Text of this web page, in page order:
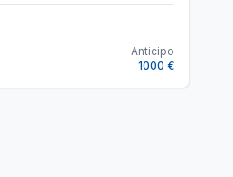
Anticipo
1000 €